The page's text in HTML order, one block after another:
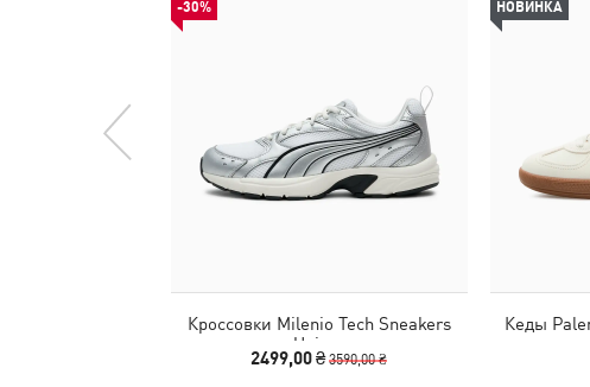
-30%
Кроссовки Milenio Tech Sneakers
Unisex
2499,00 ₴3590,00 ₴
НОВИНКА
Кеды